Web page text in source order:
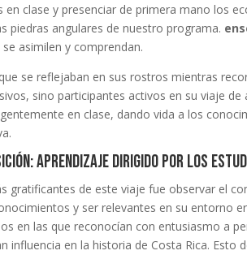
en clase y presenciar de primera mano los
piedras angulares de nuestro programa.
asimilen y comprendan.
se reflejaban en sus rostros mientras
sino participantes activos en su viaje
en clase, dando vida a los
Aprendizaje dirigido por los
gratificantes de este viaje fue observar el
y ser relevantes en su entorno
en las que reconocían con entusiasmo a
influencia en la historia de Costa Rica.